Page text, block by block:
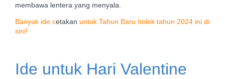
membawa lentera yang menyala.
Banyak ide cetakan untuk Tahun Baru Imlek tahun 2024 ini di
sini!
Ide untuk Hari Valentine